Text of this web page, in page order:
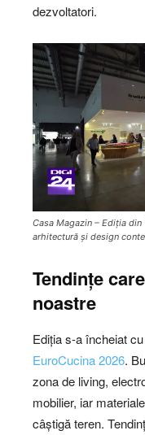
dezvoltatori.
Casa Magazin – Ediția
arhitectură și design
Tendințe
noastre
Ediția s-a încheiat
EuroCucina 2026.
zona de living,
mobilier, iar
câștigă teren.